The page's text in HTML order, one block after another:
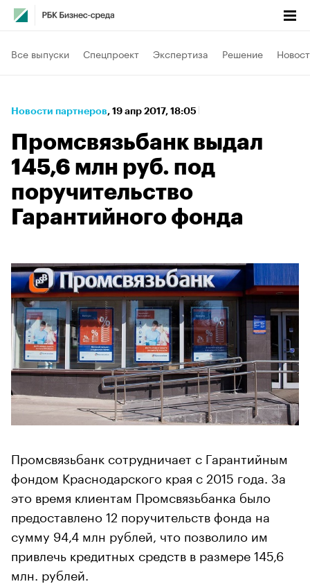
Все выпуски Спецпроект Экспертиза Решение
Новости партнеров⁠, 19 апр 2017, 18:05
Промсвязьбанк выдал
145,6 млн руб. под
поручительство
Гарантийного фонда
Промсвязьбанк сотрудничает с Гарантийным
фондом Краснодарского края с 2015 года. За
это время клиентам Промсвязьбанка было
предоставлено 12 поручительств фонда на
сумму 94,4 млн рублей, что позволило им
привлечь кредитных средств в размере 145,6
млн. рублей.